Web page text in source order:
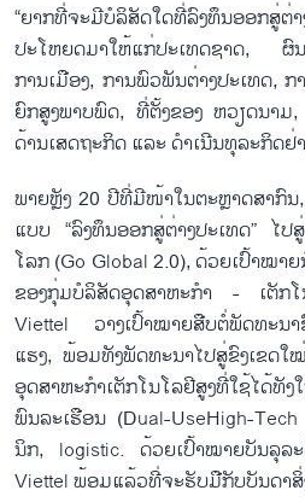
“ຍາກ​ທີ່ຈະ​ມີ​ບໍ​ລິ​ສັດ​ໃດ​ທີ່​ລົງ​ທຶນ​ອອກ​ສູ​່​ຕ່
ປະ​ໂຫຍດ​ມາໃຫ້​ແກ່​ປະ​ເທດ​ຊາດ, ຜົນ​
ການ​ເມືອງ, ການ​ພົວ​ພັນ​ຕ່າງ​ປະ​ເທດ,
ຍົກ​ສູງ​ພາບ​ພົດ, ທີ່​ຕັ້ງ​ຂອງ ຫວຽດ​ນາມ
ດ້ານ​ເສດ​ຖະ​ກິດ ແລະ ດຳ​ເນີນ​ທຸ​ລະ​ກິດ​ຢ່
ພາຍຫຼັງ 20 ປີ​ທີ່​ມີ​ໜ້າ​ໃນ​ຕະຫຼາດ​ສາ​ກົ
ແບບ “ລົງ​ທຶນ​ອອກ​ສູ່​ຕ່າງ​ປະ​ເທດ” ໄ
ໂລກ (Go Global 2.0), ດ້ວຍ​ເປົ້າ​ໝາ
ຂອງ​ກຸ່ມ​ບໍ​ລິ​ສັດ​ອຸດ​ສາ​ຫະ​ກຳ - ເຕັກ​ໂ
Viettel ວາງ​ເປົ້າ​ໝາ​ຍ​ສືບ​ຕໍ່​ພັດ​ທະ​ນາ​
ແຮງ, ພ້ອມ​ທັງ​ພັດ​ທະ​ນາ​ໄປ​ສູ່​ຂົງ​ເຂດ
ອຸດ​ສາ​ຫະ​ກຳ​ເຕັກ​ໂນ​ໂລ​ຢີ​ສູງທີ່ໃຊ້ໄ
ພົນລະເຮືອນ (Dual-UseHigh-
ນິກ, logistic. ດ້ວຍ​ເປົ້າໝາຍ​ບັນ​ລຸລ
Viettel ພ້ອມ​ແລ້ວ​ທີ່​ຈະ​ຮັບ​ມື​ກັບ​ບັນ​ດາ​